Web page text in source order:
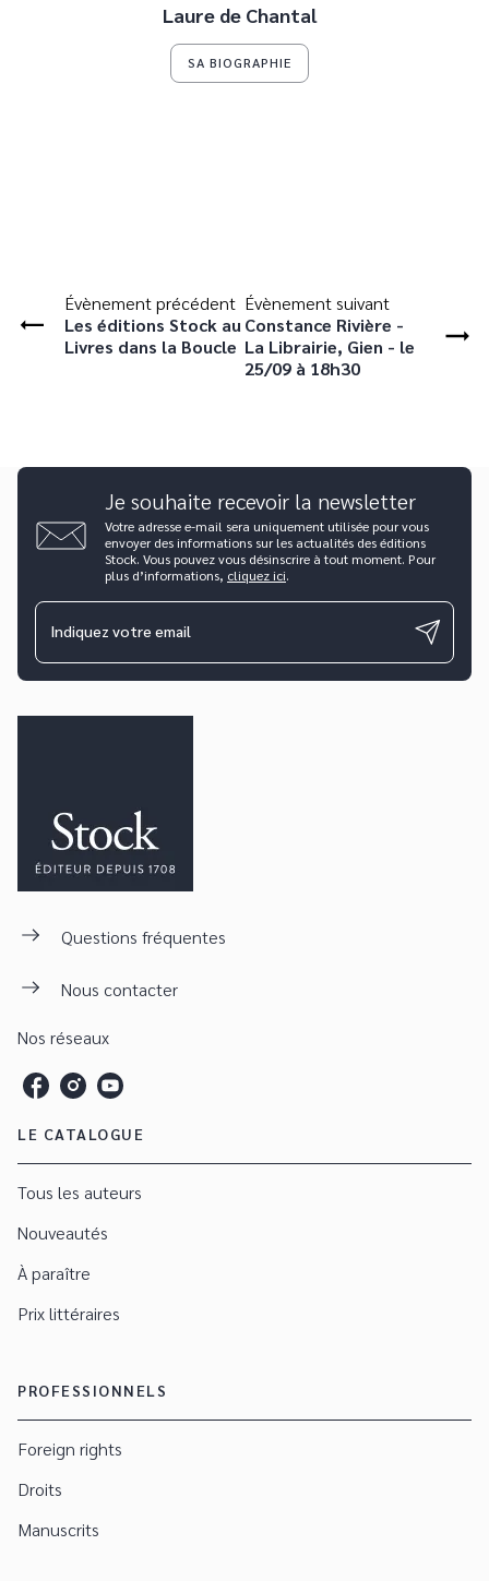
Laure de Chantal
SA BIOGRAPHIE
Évènement précédent
Les éditions Stock au
Livres dans la Boucle
Évènement suivant
Constance Rivière -
La Librairie, Gien - le
25/09 à 18h30
Je souhaite recevoir la newsletter
Votre adresse e-mail sera uniquement utilisée pour vous
envoyer des informations sur les actualités des éditions
Stock. Vous pouvez vous désinscrire à tout moment. Pour
plus d’informations, cliquez ici.
Indiquez votre email
Questions fréquentes
Nous contacter
Nos réseaux
LE CATALOGUE
Tous les auteurs
Nouveautés
À paraître
Prix littéraires
PROFESSIONNELS
Foreign rights
Droits
Manuscrits